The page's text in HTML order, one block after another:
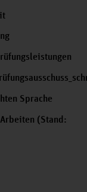
Sprache
(Stand: